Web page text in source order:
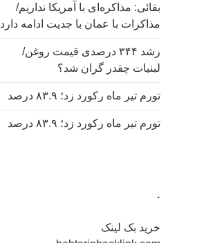
بقائی: مذاکره‌ای با آمریکا نداریم/
مذاکرات با عمان با جدیت ادامه دارد
رشد ۳۴۴ درصدی قیمت روغن/
لبنیات چقدر گران شد؟
تورم تیر ماه رکورد زد؛ ۸۳.۹ درصد
تورم تیر ماه رکورد زد؛ ۸۳.۹ درصد
.
خرید بک لینک